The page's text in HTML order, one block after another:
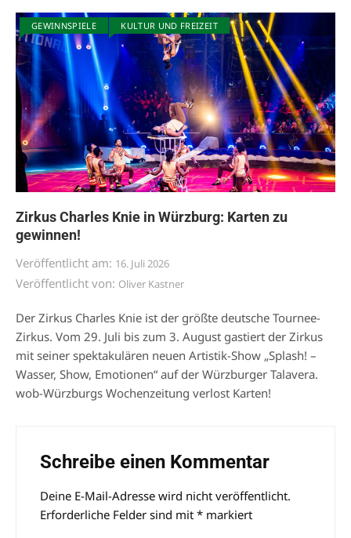
GEWINNSPIELE KULTUR UND FREIZEIT
Zirkus Charles Knie in Würzburg: Karten zu
gewinnen!
Veröffentlicht am: 16. Juli 2026
Veröffentlicht von: Oliver Kastner
Der Zirkus Charles Knie ist der größte deutsche Tournee-
Zirkus. Vom 29. Juli bis zum 3. August gastiert der Zirkus
mit seiner spektakulären neuen Artistik-Show „Splash! –
Wasser, Show, Emotionen“ auf der Würzburger Talavera.
wob-Würzburgs Wochenzeitung verlost Karten!
Schreibe einen Kommentar
Deine E-Mail-Adresse wird nicht veröffentlicht.
Erforderliche Felder sind mit * markiert
Alternative: